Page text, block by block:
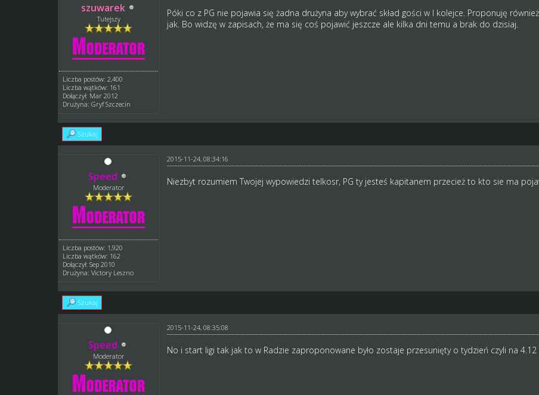
szuwarek
Tutejszy
Liczba postów: 2,400
Liczba wątków: 161
Dołączył: Mar 2012
Drużyna: Gryf Szczecin
Póki co z PG nie pojawia się żadna drużyna aby wybrać skład gości w I kolejce. Proponuję
jak. Bo widzę w zapisach, że ma się coś pojawić jeszcze ale kilka dni temu a brak do dzisiaj.
Szukaj
Speed
Moderator
Liczba postów: 1,920
Liczba wątków: 162
Dołączył: Sep 2010
Drużyna: Victory Leszno
2015-11-24, 08:34:16
Niezbyt rozumiem Twojej wypowiedzi telkosr, PG ty jesteś kapitanem przecież to kto sie ma
Szukaj
Speed
Moderator
2015-11-24, 08:35:08
No i start ligi tak jak to w Radzie zaproponowane było zostaje przesunięty o tydzień czyli na 4.12